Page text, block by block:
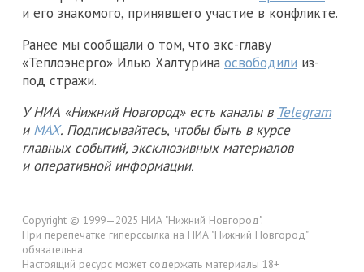
и его знакомого, принявшего участие в конфликте.
Ранее мы сообщали о том, что экс-главу
«Теплоэнерго» Илью Халтурина освободили из-
под стражи.
У НИА «Нижний Новгород» есть каналы в Telegram
и MAX. Подписывайтесь, чтобы быть в курсе
главных событий, эксклюзивных материалов
и оперативной информации.
Copyright © 1999—2025 НИА "Нижний Новгород".
При перепечатке гиперссылка на НИА "Нижний Новгород"
обязательна.
Настоящий ресурс может содержать материалы 18+